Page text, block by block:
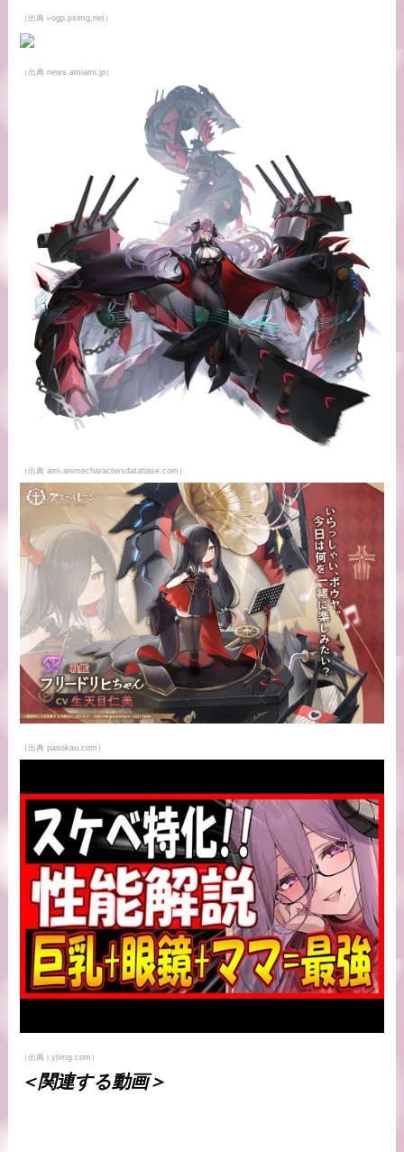
（出典 i-ogp.pximg.net）
（出典 news.amiami.jp）
（出典 ami.animecharactersdatabase.com）
（出典 pasokau.com）
（出典 i.ytimg.com）
＜関連する動画＞